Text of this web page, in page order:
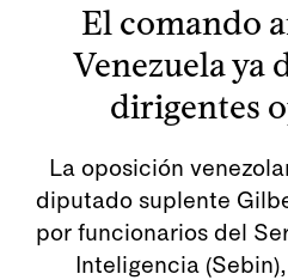
El comando
Venezuela ya
dirigentes
La oposición
diputado suplente
por funcionarios del
Inteligencia